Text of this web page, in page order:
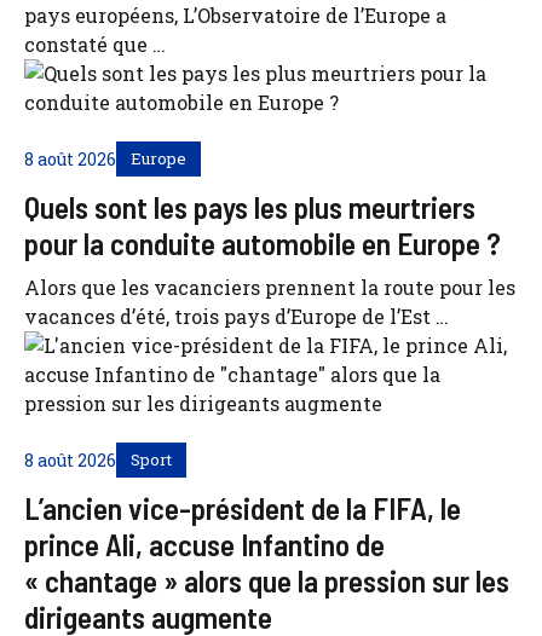
pays européens, L’Observatoire de l’Europe a
constaté que …
8 août 2026 Europe
Quels sont les pays les plus meurtriers
pour la conduite automobile en Europe ?
Alors que les vacanciers prennent la route pour les
vacances d’été, trois pays d’Europe de l’Est …
8 août 2026 Sport
L’ancien vice-président de la FIFA, le
prince Ali, accuse Infantino de
« chantage » alors que la pression sur les
dirigeants augmente